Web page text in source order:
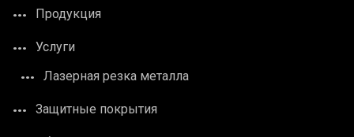
Продукция
Услуги
Лазерная резка металла
Защитные покрытия